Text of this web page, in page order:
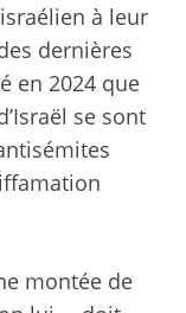
à leur
dernières
en 2024 que
se sont
montée de